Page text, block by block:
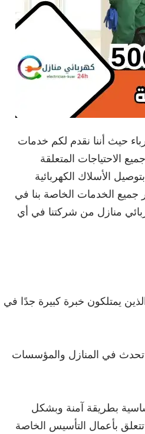
حيث أننا نقدم لكم خدمات
الاحتياجات المتعلقة
الأسلاك الكهربائية
جميع الخدمات الخاصة بنا في
منازل من شركتنا في أي
يمتلكون خبرة كبيرة جدًا في
تحدث في المنازل والمؤسسات
بطريقة آمنة وبشكل
بأعمال التأسيس الخاصة